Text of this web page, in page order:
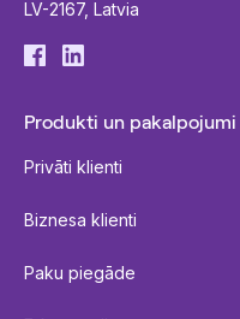
LV-2167, Latvia
Produkti un pakalpojumi
Privāti klienti
Biznesa klienti
Paku piegāde